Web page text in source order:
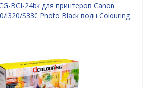
BCI-24bk для принтеров Canon
i320/S330 Photo Black водн Colouring